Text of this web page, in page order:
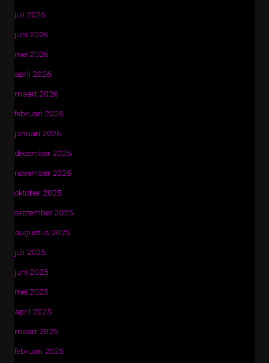
juli 2026
juni 2026
mei 2026
april 2026
maart 2026
februari 2026
januari 2026
december 2025
november 2025
oktober 2025
september 2025
augustus 2025
juli 2025
juni 2025
mei 2025
april 2025
maart 2025
februari 2025